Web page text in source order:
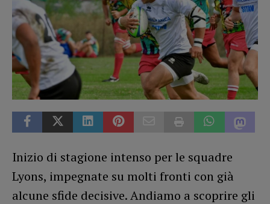
Inizio di stagione intenso per le squadre
Lyons, impegnate su molti fronti con già
alcune sfide decisive. Andiamo a scoprire gli